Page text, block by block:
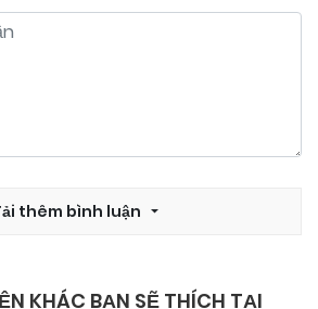
thêm bình luận
KHÁC BẠN SẼ THÍCH TẠI